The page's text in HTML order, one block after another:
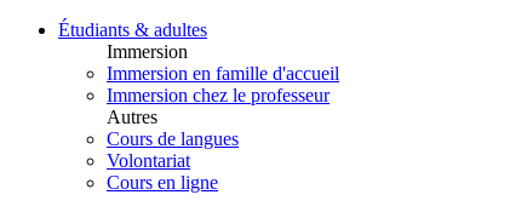
Étudiants & adultes
Immersion
Immersion en famille d'accueil
Immersion chez le professeur
Autres
Cours de langues
Volontariat
Cours en ligne